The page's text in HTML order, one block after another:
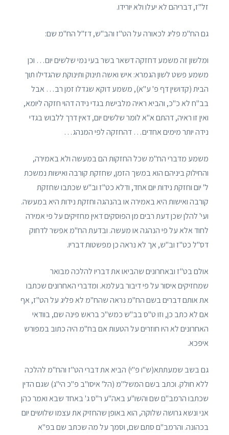
זל"ז, דבריהם לא יעלו ולא יורידו.
גם הח"מ פליג לכאורה על הט"ז והב"ש, דז"ל הח"מ שם:
ומלשון זה משמע דחזקה דשאר בשר בעי נמי שלשים יום… וכן
משמע פשט לשון הגמרא: איש ואשה תינוק ותינוקת שהגדילו תוך
הבית (קדושין דף פ' ע"א), משמע דוקא שגדלו זמן רב… אבל
בב"ח לא כ"כ, והביא ראיה מלבישת בגדי נידה דהוי חזקה ליומא,
ואין זו ראיה, דהתם א"א לומר שלשים יום, דאין דרך ללבוש בגדי
נידה יותר מימים אחדים… דהחזקה לפי המנהג…
משמע מדברי הח"מ שכל החזקות הם במעשה ולא באמירה,
והחילוק ביניהם הוא במשך הזמן, שחזקת קורבה ואישות נמשכת
ל' יום וחזקת נידות יום אחד, ודלא כט"ז וב"ש שכתבו שחזקת
קורבה ואישות היא באמירה או בהנהגה וחזקת נידות היא במעשה.
ועי' להלן שכן דעת רבים מן הפוסקים דאין מחזיקים על פי אמירה
לחוד אלא על פי הנהגה או מעשה. ובדעת הח"מ אפשר לדחוק
דס"ל כט"ז וב"ש, אך לא נראה כן מפשטות דבריו.
אולם בט"ז ובאחרונים שהביאו את דבריו להלכה מבואר
שמחזיקים איסור על פי דיבור בעלמא. ומדברי האחרונים שכתבו
את אותם דברים בשם הח"מ נראה שהח"מ לא פליג על הט"ז, אף
אם לא כתב כן, וזו ט"ס בב"ש כמש"כ בראש פינה שם, בוודאי
האחרונים לא היו חוזרים על הטעות אם בח"מ היה כתוב במפורש
איפכא.
גם בשב שמעתתא(ש"ו פ"י) הביא את דברי הט"ז והח"מ להלכה
ללא חולק. וכתב בשם המשל"מ (הל' איסו"ב פ"כ הי"ג) שגם הדין
שכתבו הרמב"ם שם והשו"ע באה"ע ר"ס ג' באחד שבא ואמר כהן
אני ונשא גרושה שלוקה, הוא באופן שהחזיק את עצמו שלושים יום
בכהונה. והרמב"ם סתם שם, וסמך על מה שכתב שם בפ"א